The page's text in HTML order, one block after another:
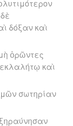
δόξαν καὶ
ὁρῶντες
καὶ
σωτηρίαν